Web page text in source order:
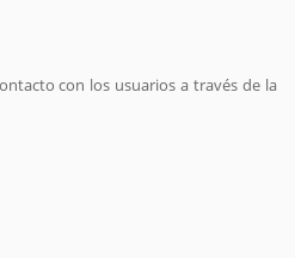
con los usuarios a través de la